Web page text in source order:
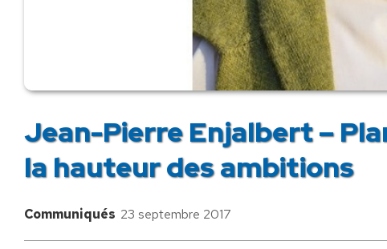
Jean-Pierre Enjalbert –
la hauteur des ambitions
Communiqués 23 septembre 2017